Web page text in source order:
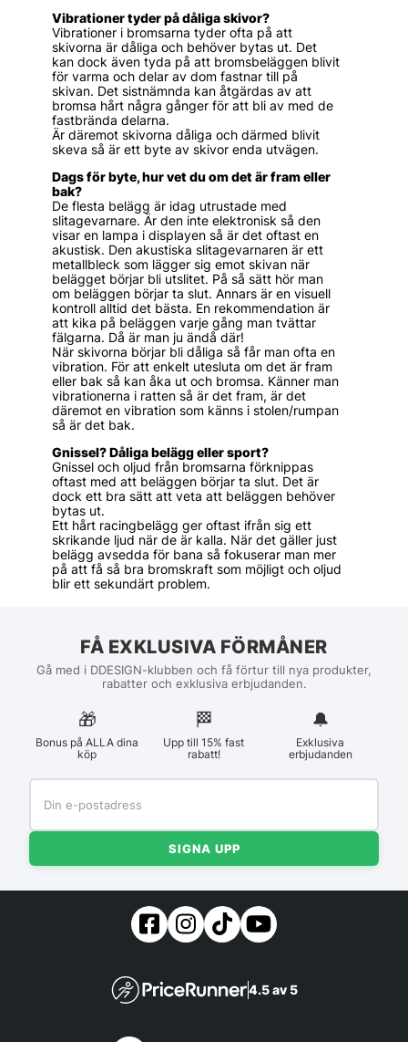
Vibrationer tyder på dåliga skivor?
Vibrationer i bromsarna tyder ofta på att
skivorna är dåliga och behöver bytas ut. Det
kan dock även tyda på att bromsbeläggen blivit
för varma och delar av dom fastnar till på
skivan. Det sistnämnda kan åtgärdas av att
bromsa hårt några gånger för att bli av med de
fastbrända delarna.
Är däremot skivorna dåliga och därmed blivit
skeva så är ett byte av skivor enda utvägen.
Dags för byte, hur vet du om det är fram eller
bak?
De flesta belägg är idag utrustade med
slitagevarnare. Är den inte elektronisk så den
visar en lampa i displayen så är det oftast en
akustisk. Den akustiska slitagevarnaren är ett
metallbleck som lägger sig emot skivan när
belägget börjar bli utslitet. På så sätt hör man
om beläggen börjar ta slut. Annars är en visuell
kontroll alltid det bästa. En rekommendation är
att kika på beläggen varje gång man tvättar
fälgarna. Då är man ju ändå där!
När skivorna börjar bli dåliga så får man ofta en
vibration. För att enkelt utesluta om det är fram
eller bak så kan åka ut och bromsa. Känner man
vibrationerna i ratten så är det fram, är det
däremot en vibration som känns i stolen/rumpan
så är det bak.
Gnissel? Dåliga belägg eller sport?
Gnissel och oljud från bromsarna förknippas
oftast med att beläggen börjar ta slut. Det är
dock ett bra sätt att veta att beläggen behöver
bytas ut.
Ett hårt racingbelägg ger oftast ifrån sig ett
skrikande ljud när de är kalla. När det gäller just
belägg avsedda för bana så fokuserar man mer
på att få så bra bromskraft som möjligt och oljud
blir ett sekundärt problem.
FÅ EXKLUSIVA FÖRMÅNER
Gå med i DDESIGN-klubben och få förtur till nya produkter,
rabatter och exklusiva erbjudanden.
🎁
Bonus på ALLA dina
köp
🏁︎
Upp till 15% fast
rabatt!
🔔
Exklusiva
erbjudanden
SIGNA UPP
4.5 av 5